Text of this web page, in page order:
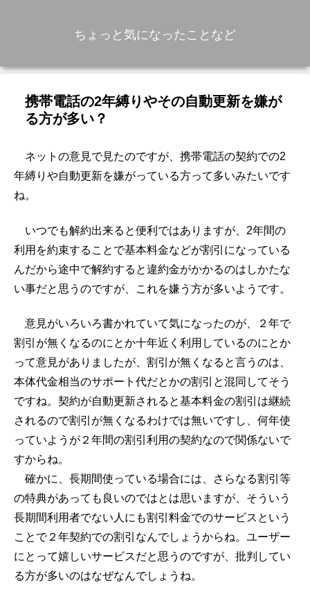
ちょっと気になったことなど
携帯電話の2年縛りやその自動更新を嫌が
る方が多い？
ネットの意見で見たのですが、携帯電話の契約での2
年縛りや自動更新を嫌がっている方って多いみたいです
ね。
いつでも解約出来ると便利ではありますが、2年間の
利用を約束することで基本料金などが割引になっている
んだから途中で解約すると違約金がかかるのはしかたな
い事だと思うのですが、これを嫌う方が多いようです。
意見がいろいろ書かれていて気になったのが、２年で
割引が無くなるのにとか十年近く利用しているのにとか
って意見がありましたが、割引が無くなると言うのは、
本体代金相当のサポート代だとかの割引と混同してそう
ですね。契約が自動更新されると基本料金の割引は継続
されるので割引が無くなるわけでは無いですし、何年使
っていようが２年間の割引利用の契約なので関係ないで
すからね。
確かに、長期間使っている場合には、さらなる割引等
の特典があっても良いのではとは思いますが、そういう
長期間利用者でない人にも割引料金でのサービスという
ことで２年契約での割引なんでしょうからね。ユーザー
にとって嬉しいサービスだと思うのですが、批判してい
る方が多いのはなぜなんでしょうね。